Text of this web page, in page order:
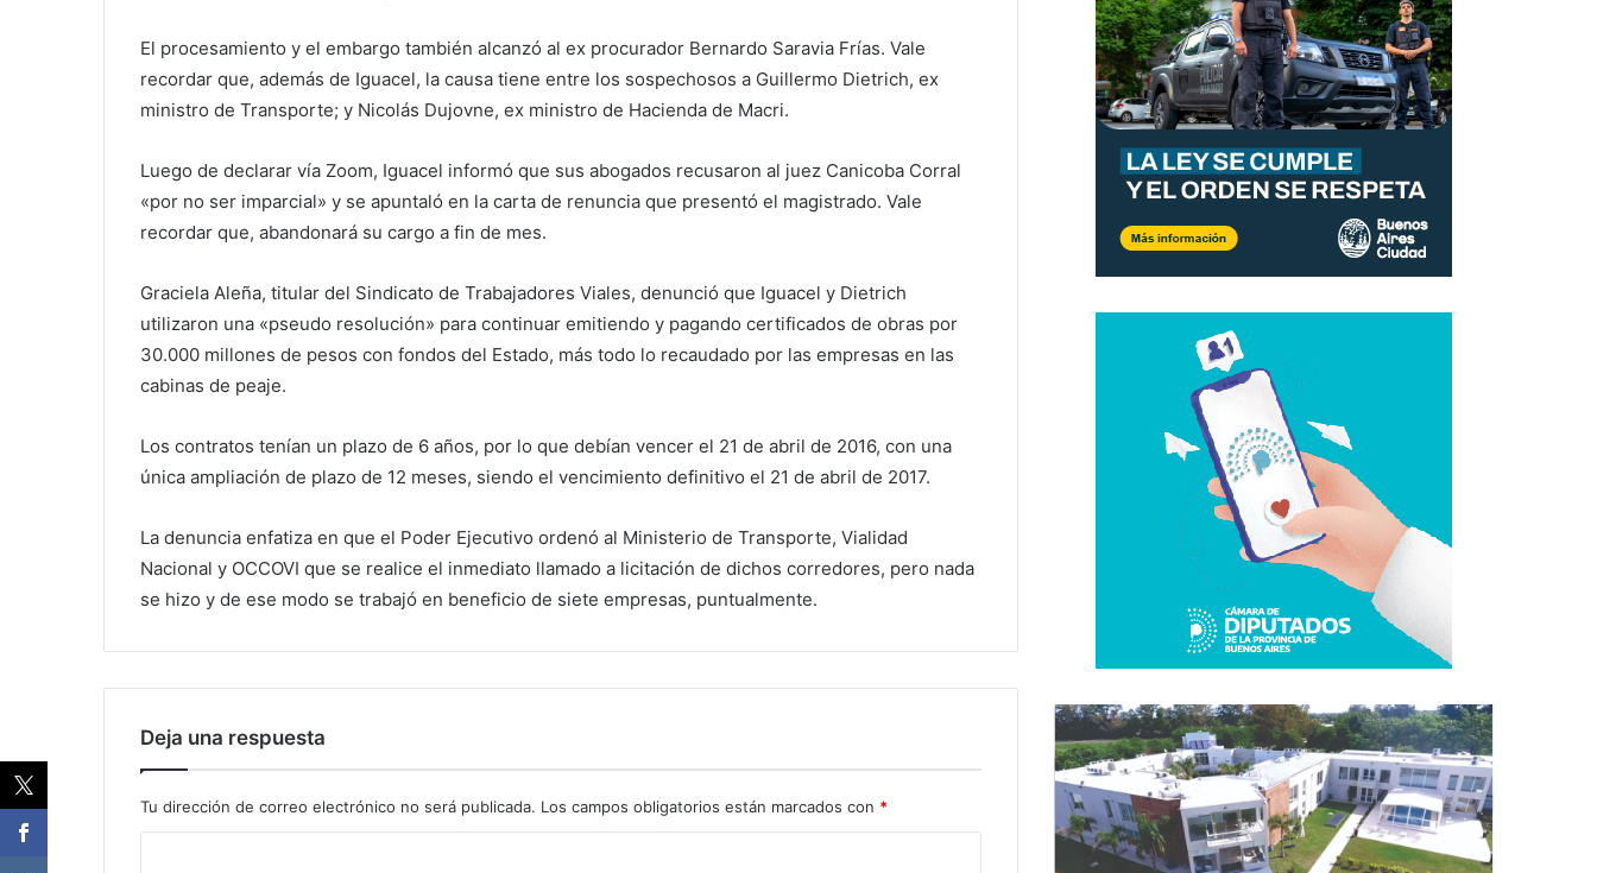
El procesamiento y el embargo también alcanzó al ex procurador Bernardo Saravia Frías. Vale
recordar que, además de Iguacel, la causa tiene entre los sospechosos a Guillermo Dietrich, ex
ministro de Transporte; y Nicolás Dujovne, ex ministro de Hacienda de Macri.
Luego de declarar vía Zoom, Iguacel informó que sus abogados recusaron al juez Canicoba Corral
«por no ser imparcial» y se apuntaló en la carta de renuncia que presentó el magistrado. Vale
recordar que, abandonará su cargo a fin de mes.
Graciela Aleña, titular del Sindicato de Trabajadores Viales, denunció que Iguacel y Dietrich
utilizaron una «pseudo resolución» para continuar emitiendo y pagando certificados de obras por
30.000 millones de pesos con fondos del Estado, más todo lo recaudado por las empresas en las
cabinas de peaje.
Los contratos tenían un plazo de 6 años, por lo que debían vencer el 21 de abril de 2016, con una
única ampliación de plazo de 12 meses, siendo el vencimiento definitivo el 21 de abril de 2017.
La denuncia enfatiza en que el Poder Ejecutivo ordenó al Ministerio de Transporte, Vialidad
Nacional y OCCOVI que se realice el inmediato llamado a licitación de dichos corredores, pero nada
se hizo y de ese modo se trabajó en beneficio de siete empresas, puntualmente.
Deja una respuesta
Tu dirección de correo electrónico no será publicada. Los campos obligatorios están marcados con *